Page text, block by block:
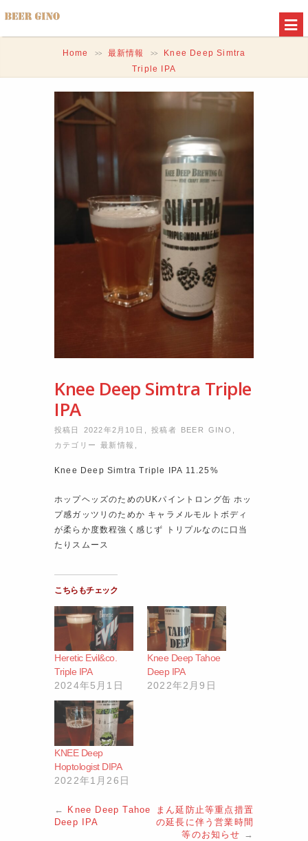
Home >> 最新情報 >>
Knee Deep Simtra
Triple IPA
Knee Deep Simtra Triple
IPA
投稿日 2022年2月10日 ,投稿者 BEER GINO
カテゴリー最新情報
Knee Deep Simtra Triple IPA 11.25%
ホップヘッズのためのUKパイントロング缶 ホッ
プ感ガッツリのためか キャラメルモルトボディ
が柔らか度数程強く感じず トリプルなのに口当
たりスムース
こちらもチェック
Heretic Evil&co.
Triple IPA
2024年5月1日
Knee Deep Tahoe
Deep IPA
2022年2月9日
KNEE Deep
Hoptologist DIPA
2022年1月26日
←
Knee Deep Tahoe
Deep IPA
まん延防止等重点措置
の延長に伴う営業時間
等のお知らせ →